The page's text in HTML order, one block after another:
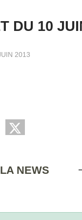
DU 10
2013
NEWS